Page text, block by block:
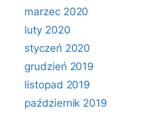
marzec 2020
luty 2020
styczeń 2020
grudzień 2019
listopad 2019
październik 2019